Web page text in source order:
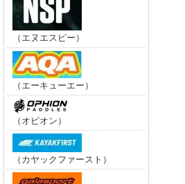
（エヌエスピー）
（エーキューエー）
（オピオン）
（カヤックファースト）